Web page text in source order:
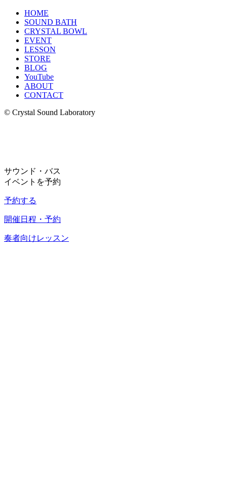
HOME
SOUND BATH
CRYSTAL BOWL
EVENT
LESSON
STORE
BLOG
YouTube
ABOUT
CONTACT
© Crystal Sound Laboratory
サウンド・バス
イベントを予約
予約する
開催日程・予約
奏者向けレッスン